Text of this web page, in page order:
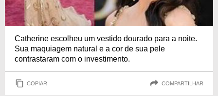
Catherine escolheu um vestido dourado para a noite.
Sua maquiagem natural e a cor de sua pele
contrastaram com o investimento.
COPIAR COMPARTILHAR